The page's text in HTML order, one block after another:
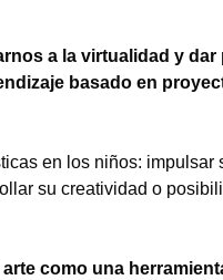
luego pulsa Enter:
a la virtualidad y dar
basado en
en los niños: impulsar
su creatividad o
como una